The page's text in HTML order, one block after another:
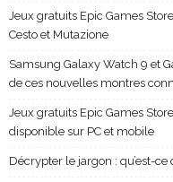
Jeux gratuits Epic Games
Cesto et Mutazione
Samsung Galaxy Watch 9 et
de ces nouvelles montres
Jeux gratuits Epic Games
disponible sur PC et mobile
Décrypter le jargon : qu’est-